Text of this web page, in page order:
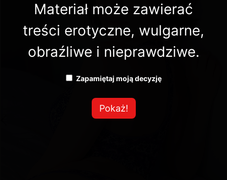
Materiał może zawierać
treści erotyczne, wulgarne,
obraźliwe i nieprawdziwe.
Zapamiętaj moją decyzję
Pokaż!